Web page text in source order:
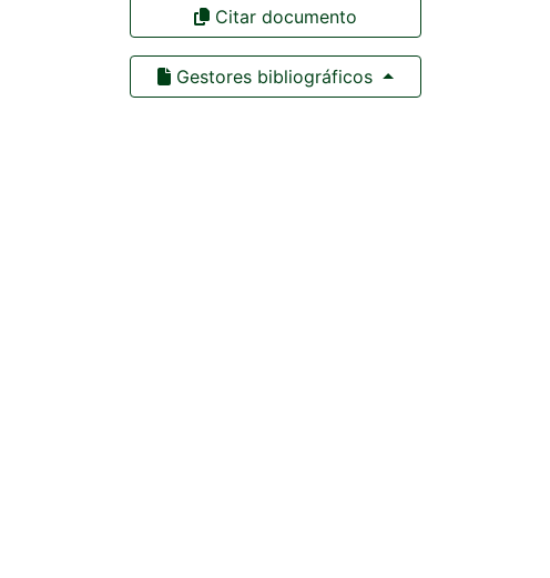
Citar documento
Gestores bibliográficos